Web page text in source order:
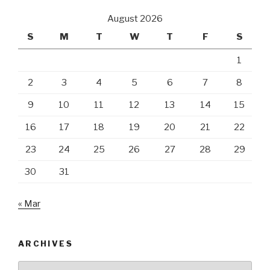
August 2026
S
M T W T F S
1
2 3 4 5 6 7 8
9 10 11 12 13 14 15
16 17 18 19 20 21 22
23 24 25 26 27 28 29
30 31
« Mar
ARCHIVES